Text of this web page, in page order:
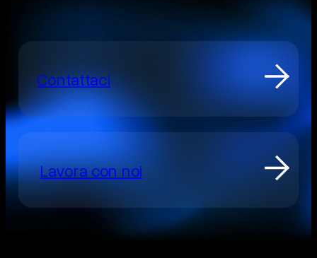
Contattaci
Lavora con noi